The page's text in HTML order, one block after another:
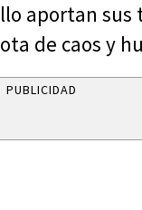
aportan
de caos y
PUBLICIDAD